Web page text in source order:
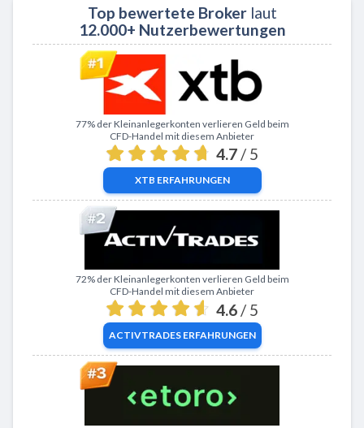
Top bewertete Brokerlaut
12.000+ Nutzerbewertungen
Zu XTB
77% der Kleinanlegerkonten verlieren Geld beim
CFD-Handel mit diesem Anbieter
4.7 / 5
XTB ERFAHRUNGEN
Zu ActivTrades
72% der Kleinanlegerkonten verlieren Geld beim
CFD-Handel mit diesem Anbieter
4.6 / 5
ACTIVTRADESERFAHRUNGEN